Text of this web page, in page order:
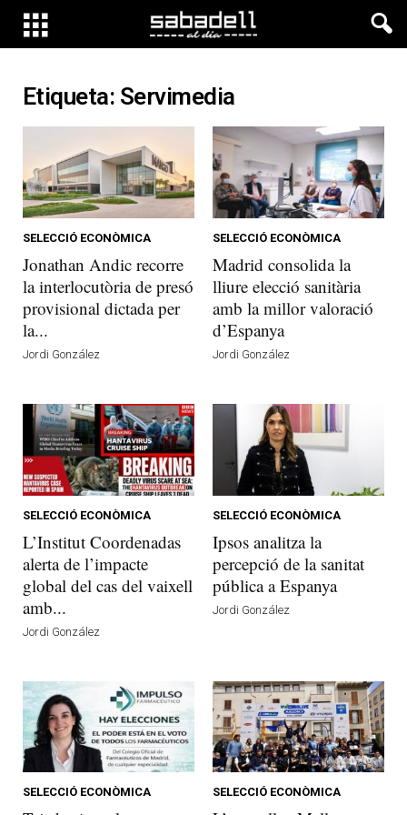
Etiqueta: Servimedia
SELECCIÓ ECONÒMICA
Jonathan Andic recorre
la interlocutòria de presó
provisional dictada per
la...
Jordi González
SELECCIÓ ECONÒMICA
Madrid consolida la
lliure elecció sanitària
amb la millor valoració
d’Espanya
Jordi González
SELECCIÓ ECONÒMICA
L’Institut Coordenadas
alerta de l’impacte
global del cas del vaixell
amb...
Jordi González
SELECCIÓ ECONÒMICA
Ipsos analitza la
percepció de la sanitat
pública a Espanya
Jordi González
SELECCIÓ ECONÒMICA SELECCIÓ ECONÒMICA